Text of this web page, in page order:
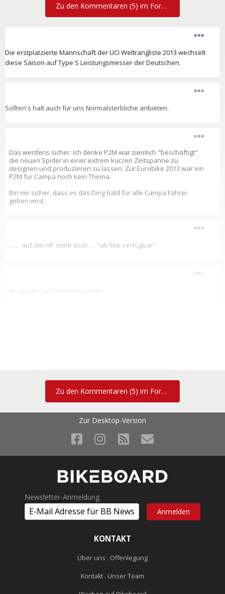
Zu den Kommentaren (5) im Forum
Die erstplatzierte Mannschaft der UCI Weltrangliste 2013 wechselt
diese Saison auf Type S Leistungsmesser der Deutschen.
Sollten's halt auch für uns Normalsterbliche anbieten.
Das werdens sicher. Ich denke P2M war ziemlich "beschäftigt"
die neuen Spider in einer extrem kurzen Zeitspanne zu
designen und produzieren zu lassen. Zur Eurobike 2013 war ein
P2M für Campa noch kein Thema.
Bin mir sicher, dass es das Ding bald für alle Campa Fahrer
geben wird.
.......... auf der HP steht doch .... "ab Mai verfügbar"
..ab morgen auf meinem renner!
Zu den Kommentaren (5) im Forum
Zur Desktop-Version
Newsletter-Anmeldung
KONTAKT
Über uns . Offenlegung
Kontakt . Unser Team